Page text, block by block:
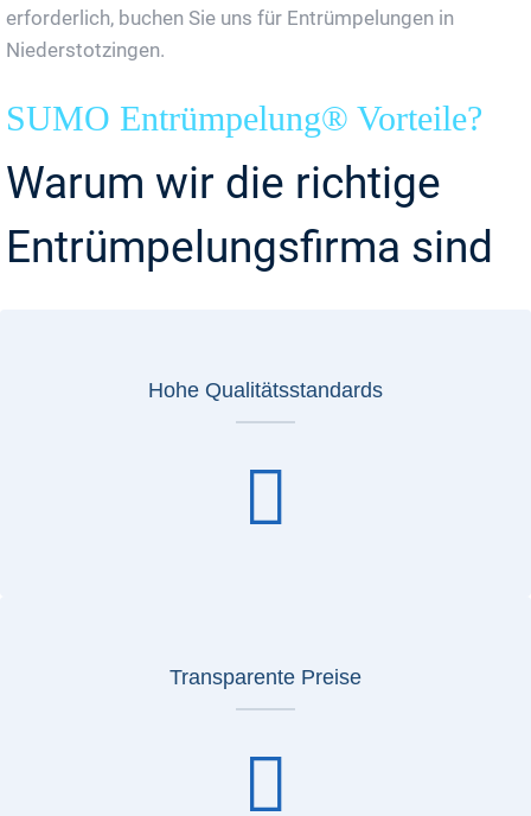
erforderlich, buchen Sie uns für Entrümpelungen in
Niederstotzingen.
SUMO Entrümpelung® Vorteile?
Warum wir die richtige
Entrümpelungsfirma sind
Hohe Qualitätsstandards
Transparente Preise